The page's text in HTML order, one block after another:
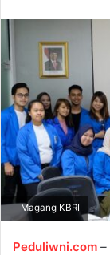
Magang KBRI
Peduliwni.com –